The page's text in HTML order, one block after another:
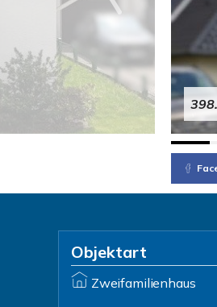
Objektart
Zweifamilienhaus